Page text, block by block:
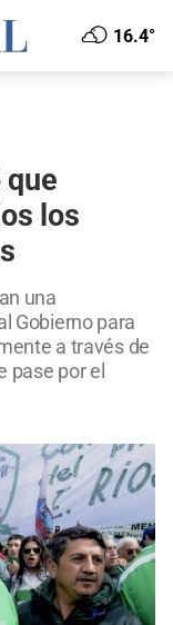
16.4°
que
los
una
Gobierno para
a través de
pase por el